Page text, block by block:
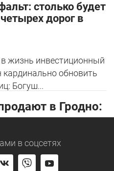
столько будет
дорог в
жизнь инвестиционный
обновить
Богуш...
в Гродно:
в соцсетях